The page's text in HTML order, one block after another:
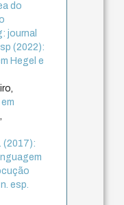
do
journal
(2022):
Hegel e
,
(2017):
esp.